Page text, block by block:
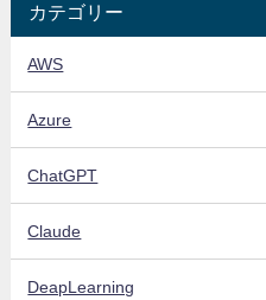
カテゴリー
AWS
Azure
ChatGPT
Claude
DeapLearning